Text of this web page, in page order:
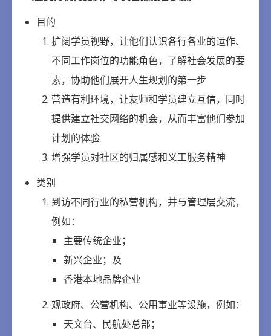
目的
扩阔学员视野，让他们认识各行各业的运作、
不同工作岗位的功能角色，了解社会发展的要
素，协助他们展开人生规划的第一步
营造有利环境，让友师和学员建立互信，同时
提供建立社交网络的机会，从而丰富他们参加
计划的体验
增强学员对社区的归属感和义工服务精神
类别
到访不同行业的私营机构，并与管理层交流，
例如：
主要传统企业；
新兴企业；及
香港本地品牌企业
观政府、公营机构、公用事业等设施，例如：
天文台、民航处总部；